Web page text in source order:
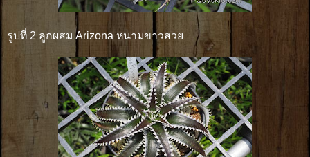
รูปที่ 2 ลูกผสม Arizona หนามขาวสวย